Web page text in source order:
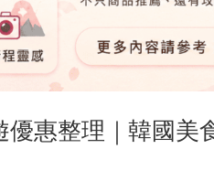
惠整理｜韓國美